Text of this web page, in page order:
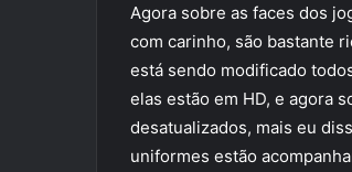
Agora sobre as faces dos
com carinho, são bastante
está sendo modificado
elas estão em HD, e agora
desatualizados, mais eu
uniformes estão